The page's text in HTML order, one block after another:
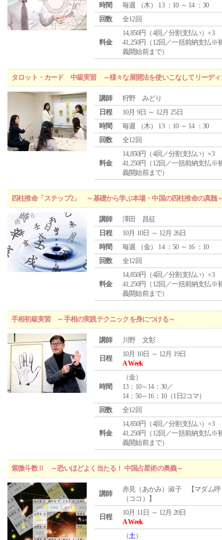
時間 毎週 （木） 13 ：10 ～ 14 ：30
回数
全12回
料金
14,850円（4回／分割支払い）×3
41,250円（12回／一括前納支払※
義開始前まで）
タロット・カード 中級実習 ～様々な展開法を使いこなしてリーディ
講師
狩野 みどり
日程
10月 9日 ～ 12月 25日
時間
毎週 （木） 13 ：10 ～ 14 ：30
回数
全12回
料金
14,850円（4回／分割支払い）×3
41,250円（12回／一括前納支払※
義開始前まで）
四柱推命「ステップ2」 ～基礎から学ぶ本場・中国の四柱推命の真髄
講師
澤田 昌征
日程
10月 10日 ～ 12月 26日
時間
毎週 （金） 14 ：50 ～ 16 ：10
回数
全12回
料金
14,850円（4回／分割支払い）×3
41,250円（12回／一括前納支払※
義開始前まで）
手相初級実習 ～手相の実践テクニックを身につける～
講師 川野 文彰
日程
10月 10日 ～ 12月 19日
A Week
時間
（金）
13：10～14：30／
14：50～16：10（1日2コマ）
回数
全12回
料金
14,850円（4回／分割支払い）×3
41,250円（12回／一括前納支払※
義開始前まで）
紫微斗数Ⅱ ～恐いほどよく当たる！ 中国占星術の奥義～
講師
赤見（あかみ）淑子 【マダム呼
（ココ）】
日程
10月 11日 ～ 12月 20日
A Week
（土）